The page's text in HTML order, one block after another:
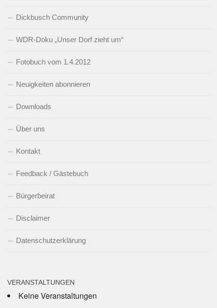
Dickbusch Community
WDR-Doku „Unser Dorf zieht um“
Fotobuch vom 1.4.2012
Neuigkeiten abonnieren
Downloads
Über uns
Kontakt
Feedback / Gästebuch
Bürgerbeirat
Disclaimer
Datenschutzerklärung
VERANSTALTUNGEN
Keine Veranstaltungen